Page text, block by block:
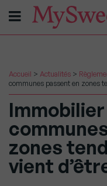
Accueil > Actualités >
communes passent en zones
Immobilier
zones
vient